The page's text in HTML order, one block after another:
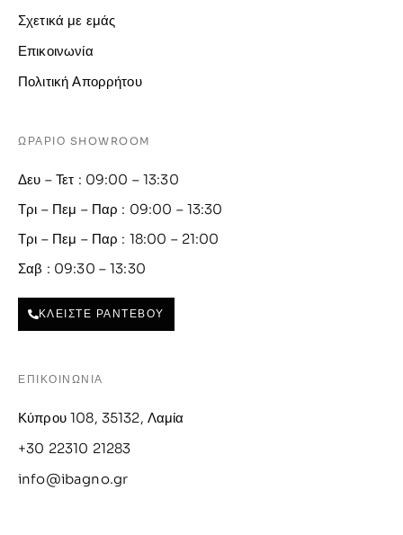
Σχετικά με εμάς
Επικοινωνία
Πολιτική Απορρήτου
ΩΡΑΡΙΟ SHOWROOM
Δευ – Τετ : 09:00 – 13:30
Τρι – Πεμ – Παρ : 09:00 – 13:30
Τρι – Πεμ – Παρ : 18:00 – 21:00
Σαβ : 09:30 – 13:30
ΚΛΕΙΣΤΕ ΡΑΝΤΕΒΟΥ
ΕΠΙΚΟΙΝΩΝΙΑ
Κύπρου 108, 35132, Λαμία
+30 22310 21283
info@ibagno.gr